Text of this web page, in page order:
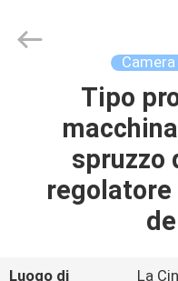
PRODOTTI
CIRCA
Instrument
Technology
Tipo
spruzzo
regolatore
Luogo di
La